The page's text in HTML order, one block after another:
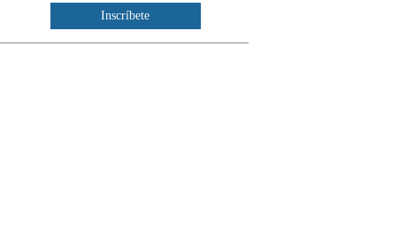
Inscríbete